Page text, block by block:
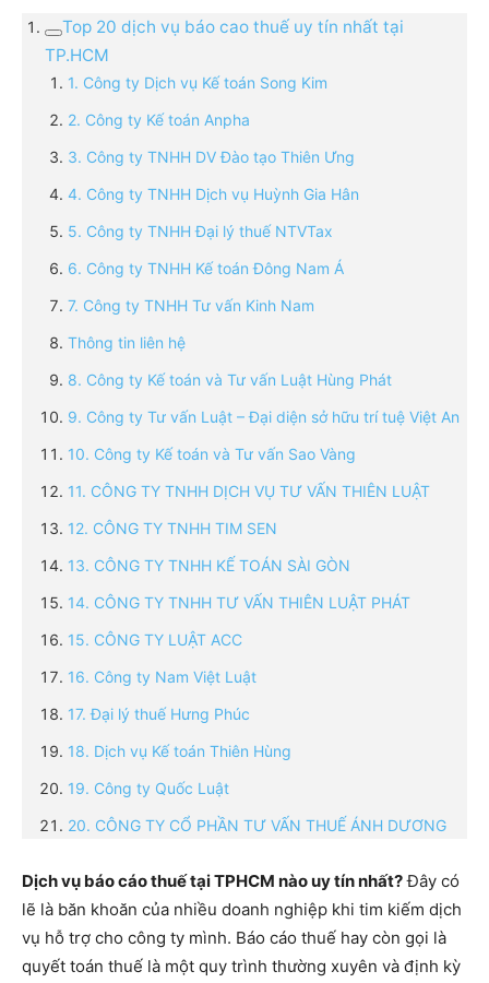
Top 20 dịch vụ báo cao thuế uy tín nhất tại
TP.HCM
1. Công ty Dịch vụ Kế toán Song Kim
2. Công ty Kế toán Anpha
3. Công ty TNHH DV Đào tạo Thiên Ưng
4. Công ty TNHH Dịch vụ Huỳnh Gia Hân
5. Công ty TNHH Đại lý thuế NTVTax
6. Công ty TNHH Kế toán Đông Nam Á
7. Công ty TNHH Tư vấn Kinh Nam
Thông tin liên hệ
8. Công ty Kế toán và Tư vấn Luật Hùng Phát
9. Công ty Tư vấn Luật – Đại diện sở hữu trí tuệ Việt An
10. Công ty Kế toán và Tư vấn Sao Vàng
11. CÔNG TY TNHH DỊCH VỤ TƯ VẤN THIÊN LUẬT
12. CÔNG TY TNHH TIM SEN
13. CÔNG TY TNHH KẾ TOÁN SÀI GÒN
14. CÔNG TY TNHH TƯ VẤN THIÊN LUẬT PHÁT
15. CÔNG TY LUẬT ACC
16. Công ty Nam Việt Luật
17. Đại lý thuế Hưng Phúc
18. Dịch vụ Kế toán Thiên Hùng
19. Công ty Quốc Luật
20. CÔNG TY CỔ PHẦN TƯ VẤN THUẾ ÁNH DƯƠNG
Dịch vụ báo cáo thuế tại TPHCM nào uy tín nhất?Đây có
lẽ là băn khoăn của nhiều doanh nghiệp khi tim kiếm dịch
vụ hỗ trợ cho công ty mình. Báo cáo thuế hay còn gọi là
quyết toán thuế là một quy trình thường xuyên và định kỳ